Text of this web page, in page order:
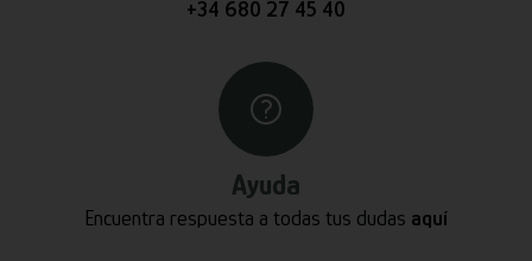
+34 680 27 45 40
Ayuda
Encuentra respuesta a todas tus dudas aquí